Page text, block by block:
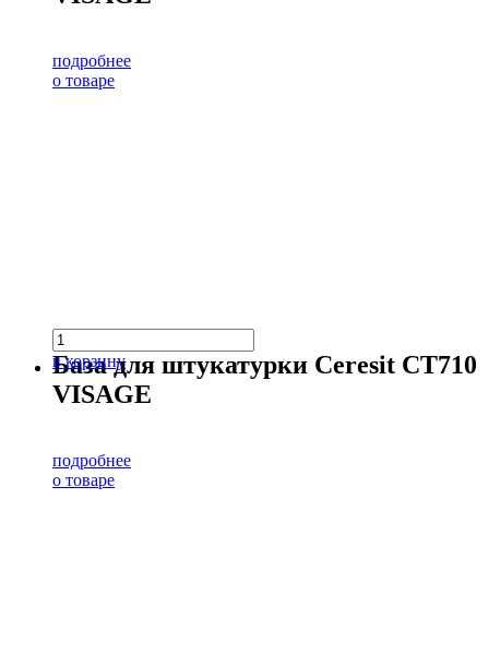
подробнее
о товаре
в корзину
База для штукатурки Ceresit CT710
VISAGE
подробнее
о товаре